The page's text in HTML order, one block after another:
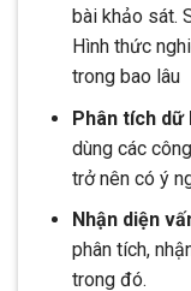
bài khảo sát.
Hình thức
trong bao lâu
Phân tích dữ
dùng các
trở nên có ý
Nhận diện
phân tích,
trong đó.